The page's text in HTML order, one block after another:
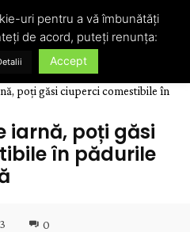
poți găsi ciuperci comestibile în
iarnă, poți găsi
în pădurile
0
uri pentru a vă îmbunătăți
de acord, puteți renunța:
Accept